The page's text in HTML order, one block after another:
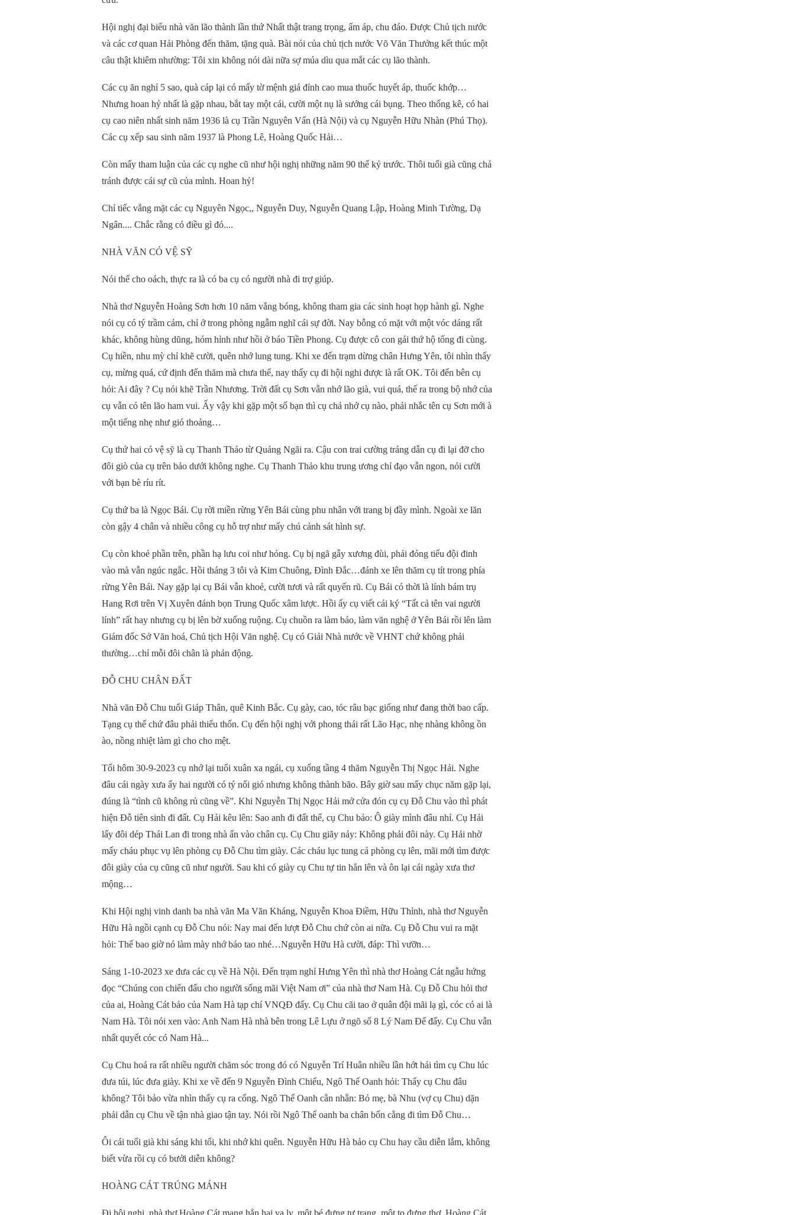
Hội nghị đại biểu nhà văn lão thành lần thứ Nhất thật trang trọng, ấm áp, chu đáo. Được Chủ tịch nước
và các cơ quan Hải Phòng đến thăm, tặng quà. Bài nói của chủ tịch nước Võ Văn Thưởng kết thúc một
câu thật khiêm nhường: Tôi xin không nói dài nữa sợ múa dìu qua mắt các cụ lão thành.
Các cụ ăn nghỉ 5 sao, quà cáp lại có mấy tờ mệnh giá đỉnh cao mua thuốc huyết áp, thuốc khớp…
Nhưng hoan hỷ nhất là gặp nhau, bắt tay một cái, cười một nụ là sướng cái bụng. Theo thống kê, có hai
cụ cao niên nhất sinh năm 1936 là cụ Trần Nguyên Vấn (Hà Nội) và cụ Nguyễn Hữu Nhàn (Phú Thọ).
Các cụ xếp sau sinh năm 1937 là Phong Lê, Hoàng Quốc Hải…
Còn mấy tham luận của các cụ nghe cũ như hội nghị những năm 90 thế kỷ trước. Thôi tuổi già cũng chả
tránh được cái sự cũ của mình. Hoan hỷ!
Chỉ tiếc vắng mặt các cụ Nguyên Ngọc,, Nguyễn Duy, Nguyễn Quang Lập, Hoàng Minh Tường, Dạ
Ngân.... Chắc rằng có điều gì đó....
NHÀ VĂN CÓ VỆ SỸ
Nói thế cho oách, thực ra là có ba cụ có người nhà đi trợ giúp.
Nhà thơ Nguyễn Hoàng Sơn hơn 10 năm vắng bóng, không tham gia các sinh hoạt họp hành gì. Nghe
nói cụ có tý trầm cảm, chỉ ở trong phòng ngẫm nghĩ cái sự đời. Nay bỗng có mặt với một vóc dáng rất
khác, không hùng dũng, hóm hỉnh như hồi ở báo Tiền Phong. Cụ được cô con gái thứ hộ tống đi cùng.
Cụ hiền, nhu mỳ chỉ khẽ cười, quên nhớ lung tung. Khi xe đến trạm dừng chân Hưng Yên, tôi nhìn thấy
cụ, mừng quá, cứ định đến thăm mà chưa thể, nay thấy cụ đi hội nghi được là rất OK. Tôi đến bên cụ
hỏi: Ai đây ? Cụ nói khẽ Trần Nhương. Trời đất cụ Sơn vẫn nhớ lão già, vui quá, thế ra trong bộ nhớ của
cụ vẫn có tên lão ham vui. Ấy vậy khi gặp một số bạn thì cụ chả nhớ cụ nào, phải nhắc tên cụ Sơn mới à
một tiếng nhẹ như gió thoảng…
Cụ thứ hai có vệ sỹ là cụ Thanh Thảo từ Quảng Ngãi ra. Cậu con trai cường tráng dẫn cụ đi lại đỡ cho
đôi giò của cụ trên bảo dưới không nghe. Cụ Thanh Thảo khu trung ương chỉ đạo vẫn ngon, nói cười
với bạn bè ríu rít.
Cụ thứ ba là Ngọc Bái. Cụ rời miền rừng Yên Bái cùng phu nhân với trang bị đầy mình. Ngoài xe lăn
còn gậy 4 chân và nhiều công cụ hỗ trợ như mấy chú cảnh sát hình sự.
Cụ còn khoẻ phần trên, phần hạ lưu coi như hỏng. Cụ bị ngã gẫy xương đùi, phải đóng tiểu đội đinh
vào mà vẫn ngúc ngắc. Hồi tháng 3 tôi và Kim Chuông, Đình Đắc…đánh xe lên thăm cụ tít trong phía
rừng Yên Bái. Nay gặp lại cụ Bái vẫn khoẻ, cười tươi và rất quyến rũ. Cụ Bái có thời là lính bám trụ
Hang Rơi trên Vị Xuyên đánh bọn Trung Quốc xâm lược. Hồi ấy cụ viết cái ký “Tất cả tên vai người
lính” rất hay nhưng cụ bị lên bờ xuống ruộng. Cụ chuồn ra làm báo, làm văn nghệ ở Yên Bái rồi lên làm
Giám đốc Sở Văn hoá, Chủ tịch Hội Văn nghệ. Cụ có Giải Nhà nước về VHNT chứ không phải
thường…chỉ mỗi đôi chân là phản động.
ĐỖ CHU CHÂN ĐẤT
Nhà văn Đỗ Chu tuổi Giáp Thân, quê Kinh Bắc. Cụ gày, cao, tóc râu bạc giống như đang thời bao cấp.
Tạng cụ thế chứ đâu phải thiếu thốn. Cụ đến hội nghị với phong thái rất Lão Hạc, nhẹ nhàng không ồn
ào, nồng nhiệt làm gì cho cho mệt.
Tối hôm 30-9-2023 cụ nhớ lại tuổi xuân xa ngái, cụ xuống tầng 4 thăm Nguyễn Thị Ngọc Hải. Nghe
đâu cái ngày xưa ấy hai người có tý nổi gió nhưng không thành bão. Bây giờ sau mấy chục năm gặp lại,
đúng là “tình cũ không rủ cũng về”. Khi Nguyễn Thị Ngọc Hải mở cửa đón cụ cụ Đỗ Chu vào thì phát
hiện Đỗ tiên sinh đi đất. Cụ Hải kêu lên: Sao anh đi đất thế, cụ Chu bảo: Ô giày mình đâu nhỉ. Cụ Hải
lấy đôi dép Thái Lan đi trong nhà ấn vào chân cụ. Cụ Chu giãy nảy: Không phải đôi này. Cụ Hải nhờ
mấy cháu phục vụ lên phòng cụ Đỗ Chu tìm giày. Các cháu lục tung cả phòng cụ lên, mãi mới tìm được
đôi giày của cụ cũng cũ như người. Sau khi có giày cụ Chu tự tin hẳn lên và ôn lại cái ngày xưa thơ
mộng…
Khi Hội nghị vinh danh ba nhà văn Ma Văn Kháng, Nguyễn Khoa Điềm, Hữu Thỉnh, nhà thơ Nguyễn
Hữu Hà ngồi cạnh cụ Đỗ Chu nói: Nay mai đến lượt Đỗ Chu chứ còn ai nữa. Cụ Đỗ Chu vui ra mặt
hỏi: Thế bao giờ nó làm mày nhớ báo tao nhé…Nguyễn Hữu Hà cười, đáp: Thì vưỡn…
Sáng 1-10-2023 xe đưa các cụ về Hà Nội. Đến trạm nghỉ Hưng Yên thì nhà thơ Hoàng Cát ngẫu hứng
đọc “Chúng con chiến đấu cho người sống mãi Việt Nam ơi” của nhà thơ Nam Hà. Cụ Đỗ Chu hỏi thơ
của ai, Hoàng Cát bảo của Nam Hà tạp chí VNQĐ đấy. Cụ Chu cãi tao ở quân đội mãi lạ gì, cóc có ai là
Nam Hà. Tôi nói xen vào: Anh Nam Hà nhà bên trong Lê Lựu ở ngõ số 8 Lý Nam Đế đấy. Cụ Chu vẫn
nhất quyết cóc có Nam Hà...
Cụ Chu hoá ra rất nhiều người chăm sóc trong đó có Nguyễn Trí Huân nhiều lần hớt hải tìm cụ Chu lúc
đưa túi, lúc đưa giày. Khi xe về đến 9 Nguyễn Đình Chiểu, Ngô Thế Oanh hỏi: Thấy cụ Chu đâu
không? Tôi bảo vừa nhìn thấy cụ ra cổng. Ngô Thế Oanh cằn nhằn: Bỏ mẹ, bà Nhu (vợ cụ Chu) dặn
phải dẫn cụ Chu về tận nhà giao tận tay. Nói rồi Ngô Thế oanh ba chân bốn cằng đi tìm Đỗ Chu…
Ôi cái tuổi già khi sáng khi tối, khi nhớ khi quên. Nguyễn Hữu Hà bảo cụ Chu hay cầu diễn lắm, không
biết vừa rồi cụ có bưởi diễn không?
HOÀNG CÁT TRÚNG MÁNH
Đi hội nghị, nhà thơ Hoàng Cát mang hẳn hai va ly, một bé đựng tư trang, một to đựng thơ. Hoàng Cát